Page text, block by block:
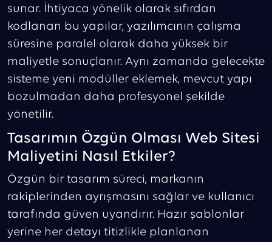
sunar. İhtiyaca yönelik olarak sıfırdan
kodlanan bu yapılar, yazılımcının çalışma
süresine paralel olarak daha yüksek bir
maliyetle sonuçlanır. Aynı zamanda gelecekte
sisteme yeni modüller eklemek, mevcut yapı
bozulmadan daha profesyonel şekilde
yönetilir.
Tasarımın Özgün Olması Web Sitesi
Maliyetini Nasıl Etkiler?
Özgün bir tasarım süreci, markanın
rakiplerinden ayrışmasını sağlar ve kullanıcı
tarafında güven uyandırır. Hazır şablonlar
yerine her detayı titizlikle planlanan